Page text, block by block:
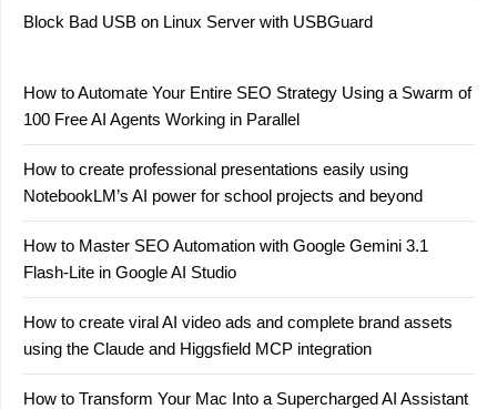
Block Bad USB on Linux Server with USBGuard
How to Automate Your Entire SEO Strategy Using a Swarm of
100 Free AI Agents Working in Parallel
How to create professional presentations easily using
NotebookLM’s AI power for school projects and beyond
How to Master SEO Automation with Google Gemini 3.1
Flash-Lite in Google AI Studio
How to create viral AI video ads and complete brand assets
using the Claude and Higgsfield MCP integration
How to Transform Your Mac Into a Supercharged AI Assistant